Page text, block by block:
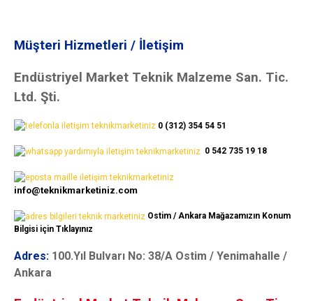
Müşteri Hizmetleri / İletişim
Endüstriyel Market Teknik Malzeme San. Tic.
Ltd. Şti.
0 (312) 354 54 51
0 542 735 19 18
info@teknikmarketiniz.com
Ostim / Ankara Mağazamızın Konum
Bilgisi için Tıklayınız
Adres: 100.Yıl Bulvarı No: 38/A Ostim / Yenimahalle /
Ankara